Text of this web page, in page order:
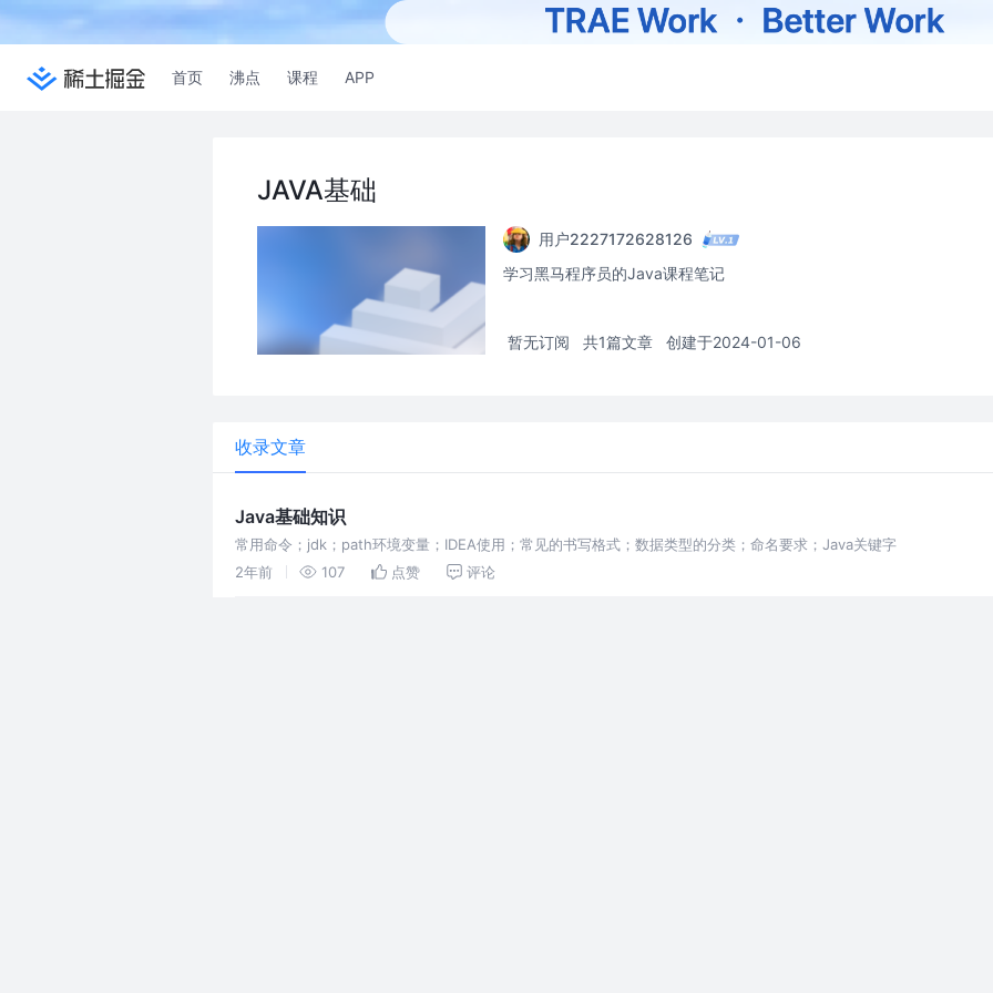
首页 沸点 课程 APP
JAVA基础
用户2227172628126
学习黑马程序员的Java课程笔记
暂无订阅 共1篇文章 创建于2024-01-06
收录文章
Java基础知识
常用命令；jdk；path环境变量；IDEA使用；常见的书写格式；数据类型的分类；命名要求；Java关键字
2年前
107 点赞 评论